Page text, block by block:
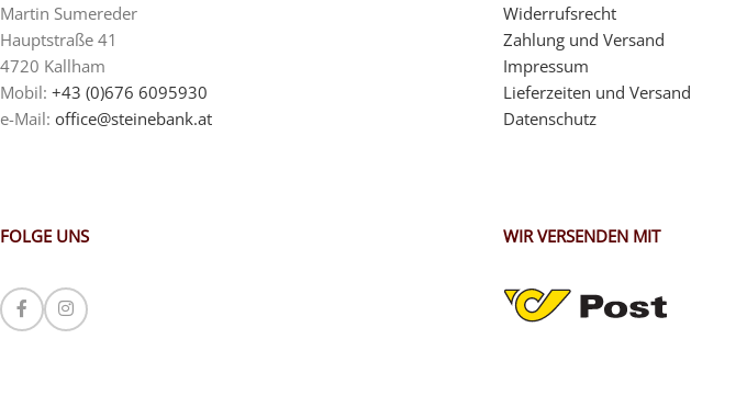
Martin Sumereder
Hauptstraße 41
4720 Kallham
Mobil: +43 (0)676 6095930
e-Mail: office@steinebank.at
Widerrufsrecht
Zahlung und Versand
Impressum
Lieferzeiten und Versand
Datenschutz
FOLGE UNS WIR VERSENDEN MIT